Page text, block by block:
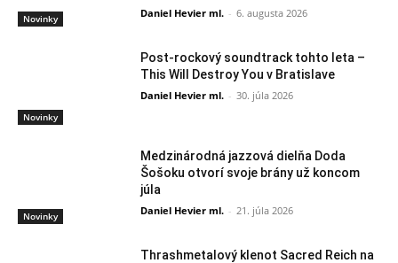
Novinky Daniel Hevier ml. - 6. augusta 2026
Novinky
Post-rockový soundtrack tohto leta –
This Will Destroy You v Bratislave
Daniel Hevier ml. - 30. júla 2026
Novinky
Medzinárodná jazzová dielňa Doda
Šošoku otvorí svoje brány už koncom
júla
Daniel Hevier ml. - 21. júla 2026
Thrashmetalový klenot Sacred Reich na